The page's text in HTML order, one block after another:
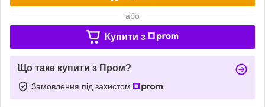
або
Купити з
Що таке купити з Пром?
Замовлення під захистом